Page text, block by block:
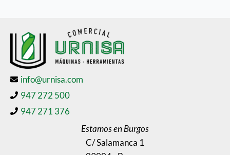
info@urnisa.com
947 272 500
947 271 376
Estamos en Burgos
C/ Salamanca 1